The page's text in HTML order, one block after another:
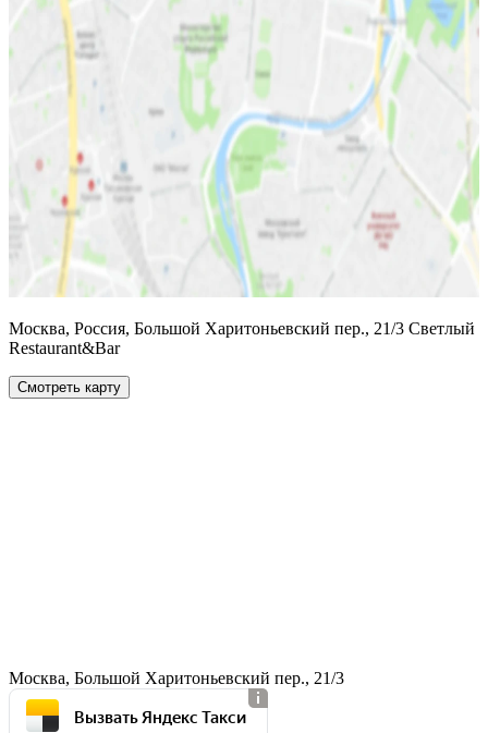
Москва, Россия, Большой Харитоньевский пер., 21/3 Светлый
Restaurant&Bar
Смотреть карту
Москва, Большой Харитоньевский пер., 21/3
Вызвать Яндекс Такси